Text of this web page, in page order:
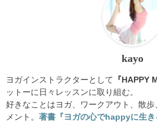
kayo
ヨガインストラクターとして 『HAPPY
ットーに日々レッスンに取り組む。
好きなことはヨガ、ワークアウト、散
メント。 著書『ヨガの心でhappyに生き